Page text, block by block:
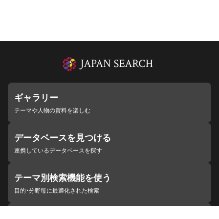
ギャラリー
テーマや人物の資料を楽しむ
データベースを見つける
連携しているデータベースを探す
テーマ別検索機能を使う
目的・分野毎に最適化された検索